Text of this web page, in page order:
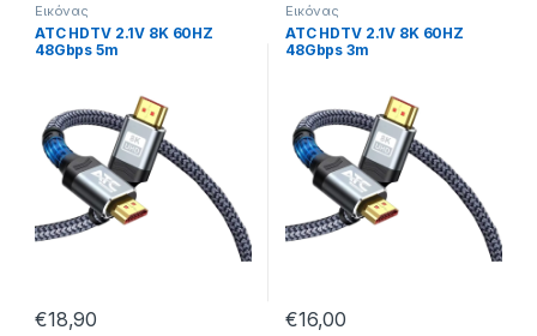
Εικόνας
ATC HDTV 2.1V 8K 60HZ
48Gbps 5m
€18,90
Εικόνας
ATC HDTV 2.1V 8K 60HZ
48Gbps 3m
€16,00